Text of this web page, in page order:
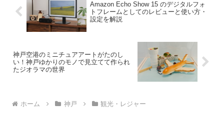
Amazon Echo Show 15 のデジタルフォ
トフレームとしてのレビューと使い方・
設定を解説
神戸空港のミニチュアアートがたのし
い！神戸ゆかりのモノで見立てて作られ
たジオラマの世界
ホーム 神戸 観光・レジャー